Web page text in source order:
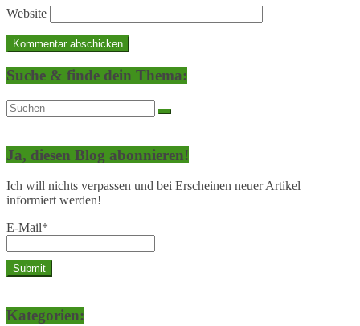
Website
Suche & finde dein Thema:
Ja, diesen Blog abonnieren!
Ich will nichts verpassen und bei Erscheinen neuer Artikel
informiert werden!
E-Mail*
Kategorien: